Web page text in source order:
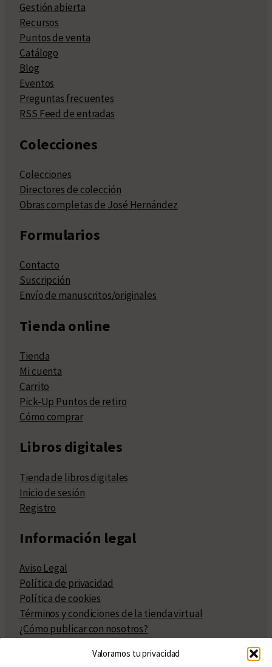
Valoramos tu privacidad
Gestión abierta
Recursos
Puntos de venta
Catálogo
Blog
Eventos
Preguntas frecuentes
RSS Feed de entradas
Colecciones
Colecciones
Directores de colección
Obras completas de José Hernández
Formularios
Contacto
Suscripción
Envío de manuscritos/originales
Tienda online
Tienda
Mi cuenta
Carrito
Pick-Up Puntos de retiro
Cómo comprar
Libros digitales
Tienda de libros digitales
Inicio de sesión
Registro
Información legal
Aviso Legal
Política de privacidad
Política de cookies
Términos y condiciones de la tienda virtual
¿Cómo publicar con nosotros?
Políticas de publicación